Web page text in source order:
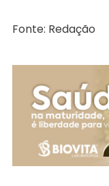
Fonte: Redação